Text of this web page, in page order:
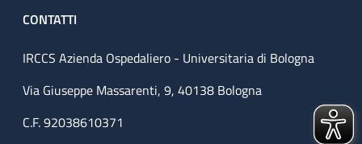
CONTATTI
IRCCS Azienda Ospedaliero - Universitaria di Bologna
Via Giuseppe Massarenti, 9, 40138 Bologna
C.F. 92038610371